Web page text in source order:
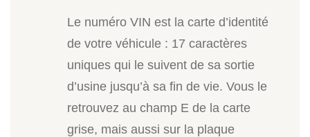
Le numéro VIN est la carte d’identité
de votre véhicule : 17 caractères
uniques qui le suivent de sa sortie
d’usine jusqu’à sa fin de vie. Vous le
retrouvez au champ E de la carte
grise, mais aussi sur la plaque